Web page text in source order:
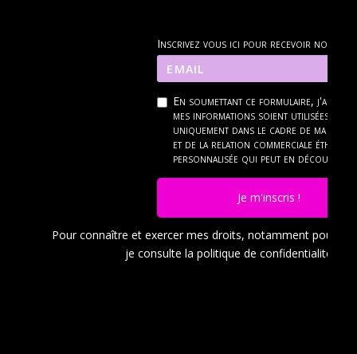
Inscrivez vous ici pour recevoir nos
En soumettant ce formulaire,
mes informations soient utilisées
uniquement dans le cadre de ma
et de la relation commerciale éthique
personnalisée qui peut en découler.
Je m'inscris !
Pour connaître et exercer mes droits, notamment pour
je consulte la politique de confidentialité en